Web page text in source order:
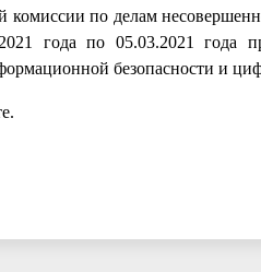
комиссии по делам
года по 05.03.2021 года
безопасности и